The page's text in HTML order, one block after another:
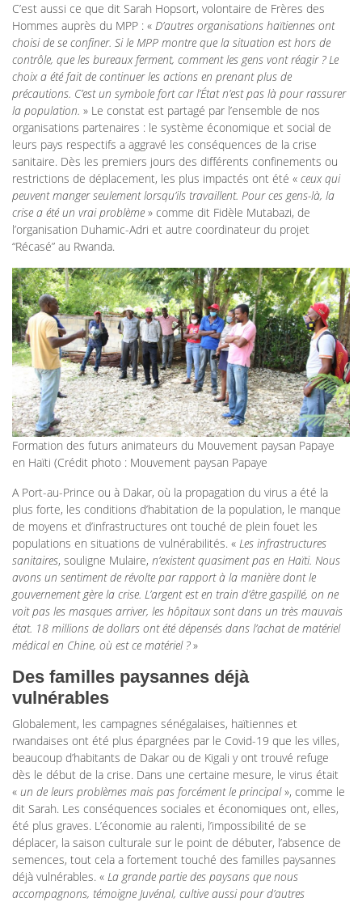
C’est aussi ce que dit Sarah Hopsort, volontaire de Frères des
Hommes auprès du MPP : « D’autres organisations haïtiennes ont
choisi de se confiner. Si le MPP montre que la situation est hors de
contrôle, que les bureaux ferment, comment les gens vont réagir ? Le
choix a été fait de continuer les actions en prenant plus de
précautions. C’est un symbole fort car l’État n’est pas là pour rassurer
la population. » Le constat est partagé par l’ensemble de nos
organisations partenaires : le système économique et social de
leurs pays respectifs a aggravé les conséquences de la crise
sanitaire. Dès les premiers jours des différents confinements ou
restrictions de déplacement, les plus impactés ont été « ceux qui
peuvent manger seulement lorsqu’ils travaillent. Pour ces gens-là, la
crise a été un vrai problème » comme dit Fidèle Mutabazi, de
l’organisation Duhamic-Adri et autre coordinateur du projet
“Récasé” au Rwanda.
Formation des futurs animateurs du Mouvement paysan Papaye
en Haïti (Crédit photo : Mouvement paysan Papaye
A Port-au-Prince ou à Dakar, où la propagation du virus a été la
plus forte, les conditions d’habitation de la population, le manque
de moyens et d’infrastructures ont touché de plein fouet les
populations en situations de vulnérabilités. « Les infrastructures
sanitaires, souligne Mulaire, n’existent quasiment pas en Haïti. Nous
avons un sentiment de révolte par rapport à la manière dont le
gouvernement gère la crise. L’argent est en train d’être gaspillé, on ne
voit pas les masques arriver, les hôpitaux sont dans un très mauvais
état. 18 millions de dollars ont été dépensés dans l’achat de matériel
médical en Chine, où est ce matériel ?»
Des familles paysannes déjà
vulnérables
Globalement, les campagnes sénégalaises, haïtiennes et
rwandaises ont été plus épargnées par le Covid-19 que les villes,
beaucoup d’habitants de Dakar ou de Kigali y ont trouvé refuge
dès le début de la crise. Dans une certaine mesure, le virus était
« un de leurs problèmes mais pas forcément le principal», comme le
dit Sarah. Les conséquences sociales et économiques ont, elles,
été plus graves. L’économie au ralenti, l’impossibilité de se
déplacer, la saison culturale sur le point de débuter, l’absence de
semences, tout cela a fortement touché des familles paysannes
déjà vulnérables. « La grande partie des paysans que nous
accompagnons, témoigne Juvénal, cultive aussi pour d’autres